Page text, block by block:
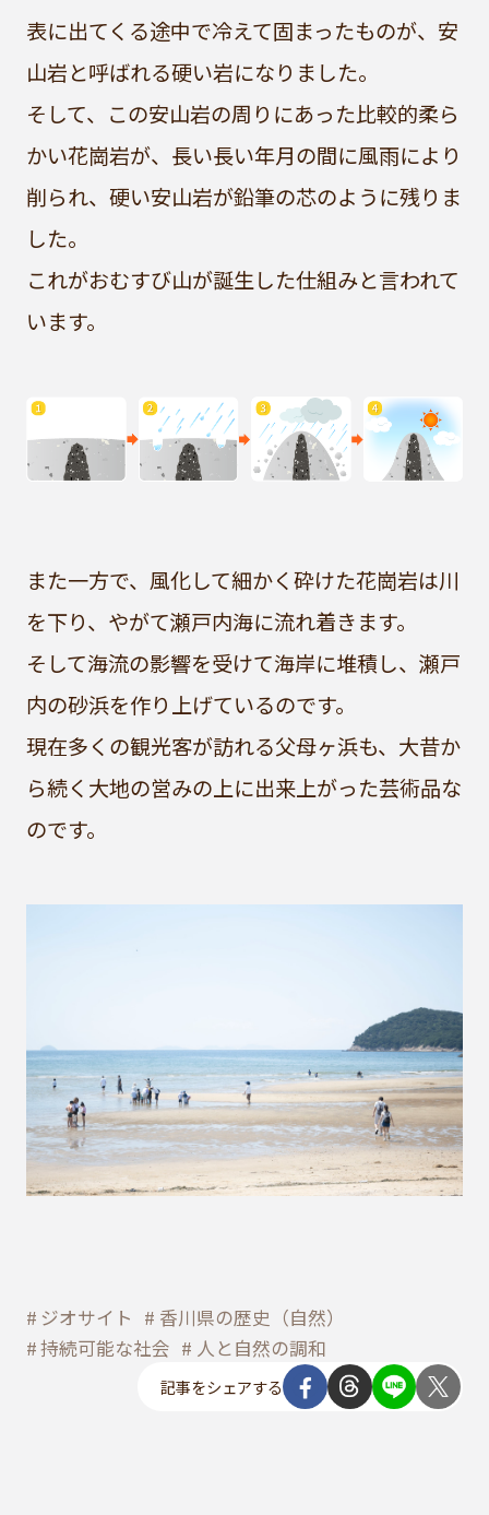
表に出てくる途中で冷えて固まったものが、安
山岩と呼ばれる硬い岩になりました。
そして、この安山岩の周りにあった比較的柔ら
かい花崗岩が、長い長い年月の間に風雨により
削られ、硬い安山岩が鉛筆の芯のように残りま
した。
これがおむすび山が誕生した仕組みと言われて
います。
また一方で、風化して細かく砕けた花崗岩は川
を下り、やがて瀬戸内海に流れ着きます。
そして海流の影響を受けて海岸に堆積し、瀬戸
内の砂浜を作り上げているのです。
現在多くの観光客が訪れる父母ヶ浜も、大昔か
ら続く大地の営みの上に出来上がった芸術品な
のです。
ジオサイト
香川県の歴史（自然）
持続可能な社会
人と自然の調和
記事をシェアする